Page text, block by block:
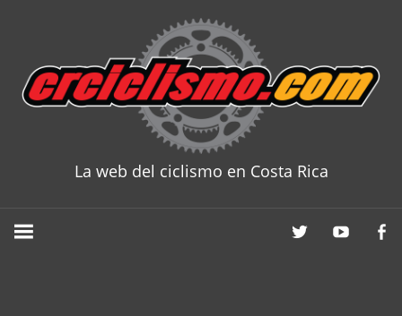
content
La web del ciclismo en Costa Rica